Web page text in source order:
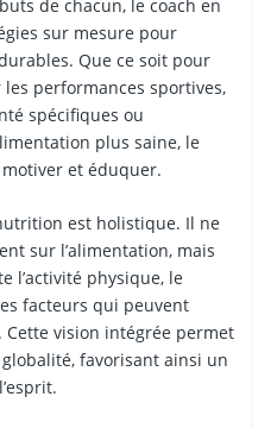
de chacun, le coach en
sur mesure pour
Que ce soit pour
performances sportives,
spécifiques ou
plus saine, le
et éduquer.
est holistique. Il ne
sur l’alimentation, mais
l’activité physique, le
facteurs qui peuvent
vision intégrée permet
favorisant ainsi un